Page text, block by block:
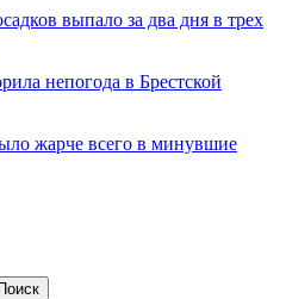
выпало за два дня в трех
непогода в Брестской
жарче всего в минувшие